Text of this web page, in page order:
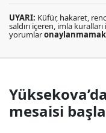
UYARI: Küfür, hakaret,
saldırı içeren, imla
yorumlar
mesaisi